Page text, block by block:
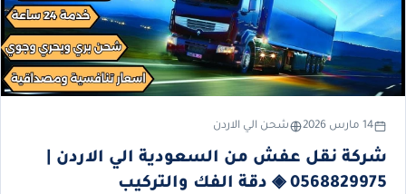
14 مارس 2026 شحن الي الاردن
شركة نقل عفش من السعودية الي الاردن |
0568829975 ◈ دقة الفك والتركيب